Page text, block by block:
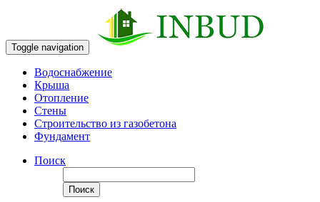
Toggle navigation
Водоснабжение
Крыша
Отопление
Стены
Строительство из газобетона
Фундамент
Поиск
Поиск